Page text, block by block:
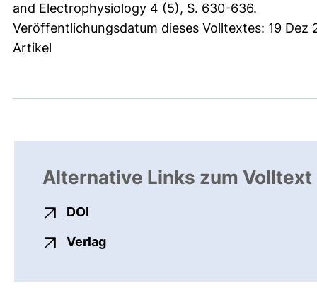
and Electrophysiology 4 (5), S. 630-636.
Veröffentlichungsdatum dieses Volltextes: 19 Dez
Artikel
Alternative Links zum Volltext
DOI
Verlagexterner Link, öffnet neues